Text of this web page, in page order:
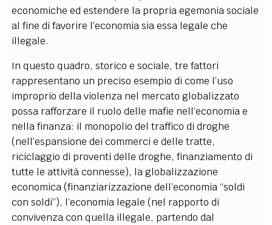
economiche ed estendere la propria egemonia sociale
al fine di favorire l’economia sia essa legale che
illegale.
In questo quadro, storico e sociale, tre fattori
rappresentano un preciso esempio di come l’uso
improprio della violenza nel mercato globalizzato
possa rafforzare il ruolo delle mafie nell’economia e
nella finanza: il monopolio del traffico di droghe
(nell’espansione dei commerci e delle tratte,
riciclaggio di proventi delle droghe, finanziamento di
tutte le attività connesse), la globalizzazione
economica (finanziarizzazione dell’economia “soldi
con soldi”), l’economia legale (nel rapporto di
convivenza con quella illegale, partendo dal